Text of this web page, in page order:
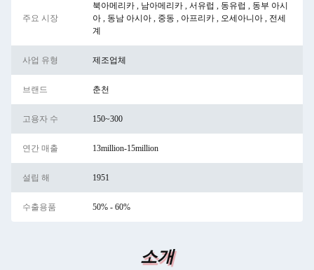
주요 시장
북아메리카 , 남아메리카 , 서유럽 , 동유럽 , 동부 아시
아 , 동남 아시아 , 중동 , 아프리카 , 오세아니아 , 전세
계
사업 유형 제조업체
브랜드 춘천
고용자 수 150~300
연간 매출 13million-15million
설립 해 1951
수출용품 50% - 60%
소개